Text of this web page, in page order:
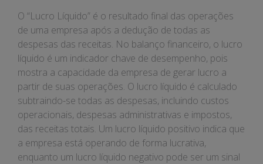
O “Lucro Líquido” é o resultado final das operações
de uma empresa após a dedução de todas as
despesas das receitas. No balanço financeiro, o lucro
líquido é um indicador chave de desempenho, pois
mostra a capacidade da empresa de gerar lucro a
partir de suas operações. O lucro líquido é calculado
subtraindo-se todas as despesas, incluindo custos
operacionais, despesas administrativas e impostos,
das receitas totais. Um lucro líquido positivo indica que
a empresa está operando de forma lucrativa,
enquanto um lucro líquido negativo pode ser um sinal